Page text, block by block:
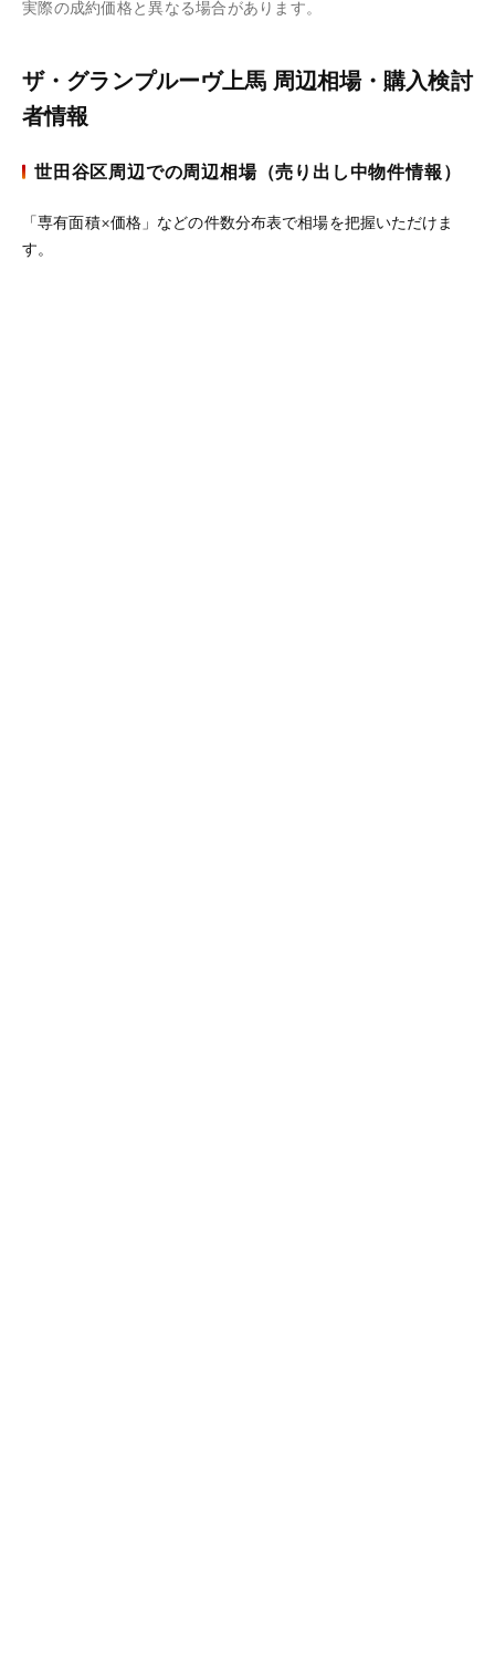
実際の成約価格と異なる場合があります。
ザ・グランプルーヴ上馬 周辺相場・購入検討
者情報
世田谷区周辺での周辺相場（売り出し中物件情報）
「専有面積×価格」などの件数分布表で相場を把握いただけま
す。